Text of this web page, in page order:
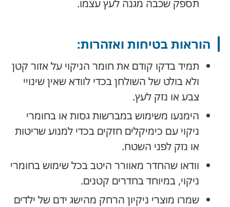
תספק שכבה מגנה לעץ עצמו.
הוראות בטיחות ואזהרות:
תמיד בדקו קודם את חומר הניקוי על אזור קטן
ולא בולט של השולחן בכדי לוודא שאין שינויי
צבע או נזק לעץ.
הימנעו משימוש במברשות גסות או בחומרי
ניקוי עם כימיקלים חזקים בכדי למנוע שריטות
או נזק לפני השטח.
וודאו שהחדר מאוורר היטב בכל שימוש בחומרי
ניקוי, במיוחד בחדרים קטנים.
שמרו מוצרי ניקיון הרחק מהישג ידם של ילדים